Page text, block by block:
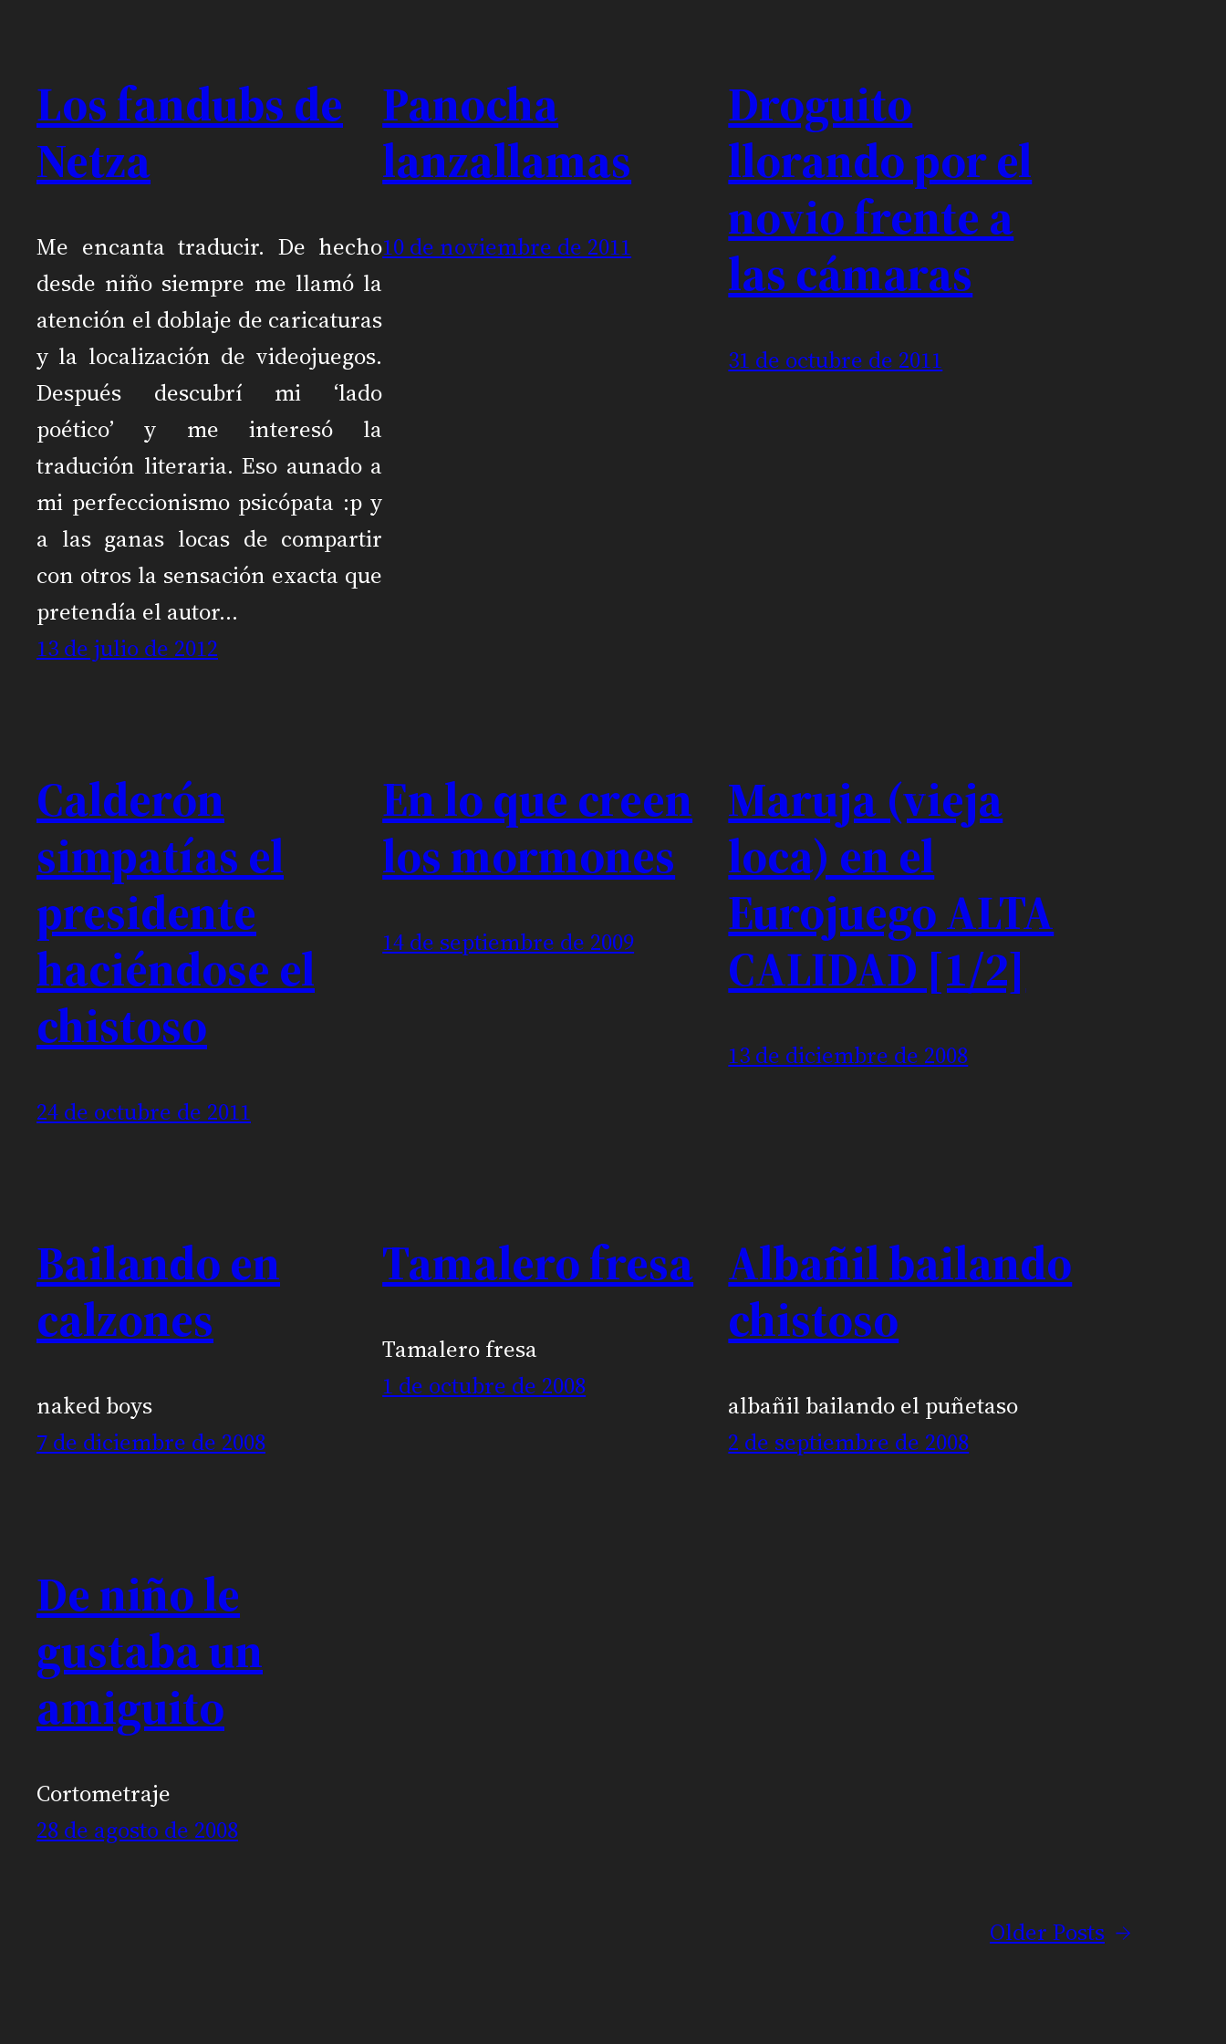
Los fandubs de
Netza
Me encanta traducir. De hecho
desde niño siempre me llamó la
atención el doblaje de caricaturas
y la localización de videojuegos.
Después descubrí mi ‘lado
poético’ y me interesó la
tradución literaria. Eso aunado a
mi perfeccionismo psicópata :p y
a las ganas locas de compartir
con otros la sensación exacta que
pretendía el autor…
13 de julio de 2012
Panocha
lanzallamas
10 de noviembre de 2011
Droguito
llorando por el
novio frente a
las cámaras
31 de octubre de 2011
Calderón
simpatías el
presidente
haciéndose el
chistoso
24 de octubre de 2011
En lo que creen
los mormones
14 de septiembre de 2009
Maruja (vieja
loca) en el
Eurojuego ALTA
CALIDAD [1/2]
13 de diciembre de 2008
Bailando en
calzones
naked boys
7 de diciembre de 2008
Tamalero fresa
Tamalero fresa
1 de octubre de 2008
Albañil bailando
chistoso
albañil bailando el puñetaso
2 de septiembre de 2008
De niño le
gustaba un
amiguito
Cortometraje
28 de agosto de 2008
Older Posts →